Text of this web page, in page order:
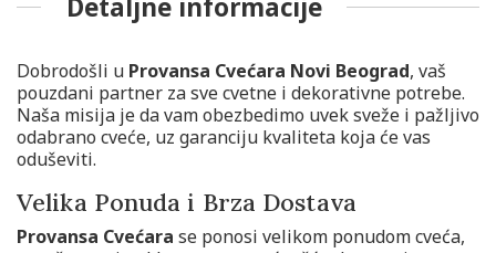
Dobrodošli u Provansa Cvećara Novi Beograd, vaš
pouzdani partner za sve cvetne i dekorativne potrebe.
Naša misija je da vam obezbedimo uvek sveže i pažljivo
odabrano cveće, uz garanciju kvaliteta koja će vas
oduševiti.
Velika Ponuda i Brza Dostava
Provansa Cvećara se ponosi velikom ponudom cveća,